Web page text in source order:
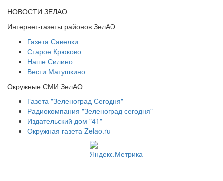
НОВОСТИ ЗЕЛАО
Интернет-газеты районов ЗелАО
Газета Савелки
Старое Крюково
Наше Силино
Вести Матушкино
Окружные СМИ ЗелАО
Газета "Зеленоград Сегодня"
Радиокомпания "Зеленоград сегодня"
Издательский дом "41"
Окружная газета Zelao.ru